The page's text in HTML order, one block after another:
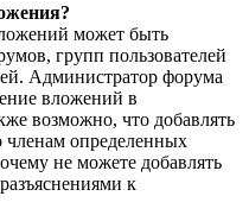
может быть
групп пользователей
Администратор форума
вложений в
возможно, что добавлять
членам определенных
не можете добавлять
к